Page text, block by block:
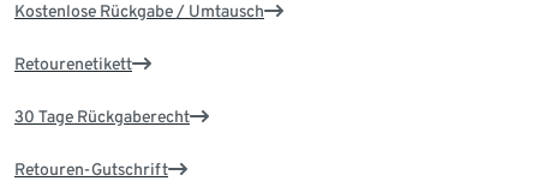
Kostenlose Rückgabe / Umtausch
Retourenetikett
30 Tage Rückgaberecht
Retouren-Gutschrift